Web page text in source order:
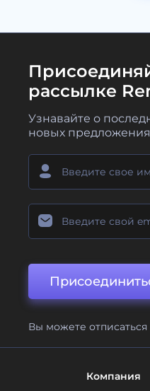
рассылке
Узнавайте о
новых
Вы можете
Компания